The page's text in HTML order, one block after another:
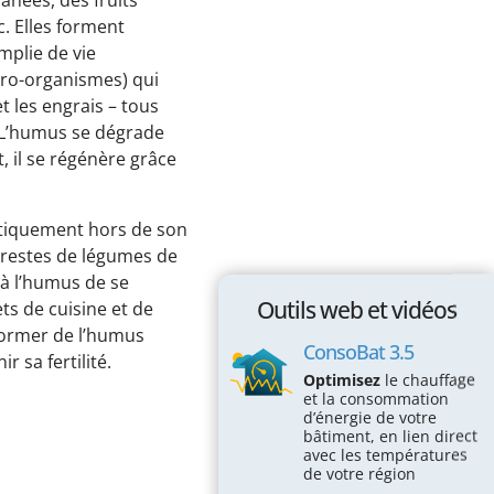
Passez à l'action !
Économiser l’électricité
Économiser le chauffage
Économiser l’eau
Protéger la Biodiversité
Espace éducatif
Coin des écoles
Maison des écogestes
Outils web et vidéos
Vraiment durable mon alimentation?
Elles forment
de vie
organismes) qui
les engrais – tous
se dégrade
il se régénère grâce
hors de son
de légumes de
l’humus de se
de cuisine et de
de l’humus
sa fertilité.
Outils web et vidéos
ConsoBat 3.5
Optimisez le chauffage
et la consommation
d’énergie de votre
bâtiment, en lien direct
avec les températures
de votre région